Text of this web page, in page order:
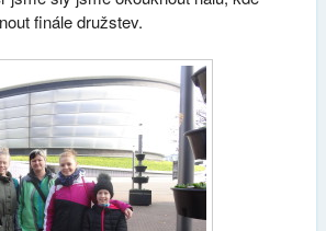
finále družstev.